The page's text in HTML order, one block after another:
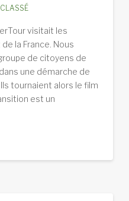
visitait les
la France. Nous
de citoyens de
une démarche de
tournaient alors le film
est un